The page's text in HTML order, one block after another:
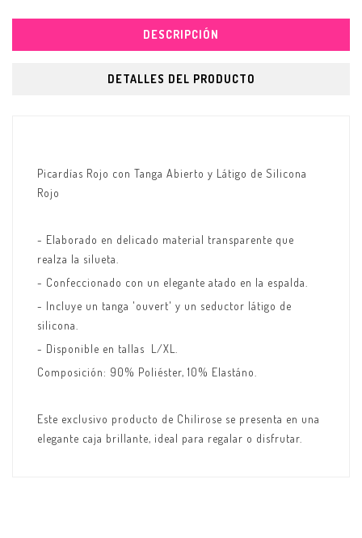
DESCRIPCIÓN
DETALLES DEL PRODUCTO
Picardías Rojo con Tanga Abierto y Látigo de Silicona
Rojo
- Elaborado en delicado material transparente que
realza la silueta.
- Confeccionado con un elegante atado en la espalda.
- Incluye un tanga 'ouvert' y un seductor látigo de
silicona.
- Disponible en tallas L/XL.
Composición: 90% Poliéster, 10% Elastáno.
Este exclusivo producto de Chilirose se presenta en una
elegante caja brillante, ideal para regalar o disfrutar.